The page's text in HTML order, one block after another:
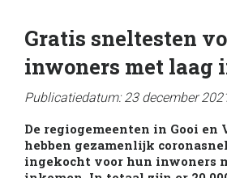
Gratis sneltesten
inwoners met laag
Publicatiedatum: 23 december
De regiogemeenten in Gooi en
hebben gezamenlijk
ingekocht voor hun inwoners